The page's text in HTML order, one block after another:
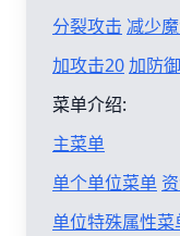
分裂攻击 减少
加攻击20加防
菜单介绍:
主菜单
单个单位菜单
单位特殊属性菜